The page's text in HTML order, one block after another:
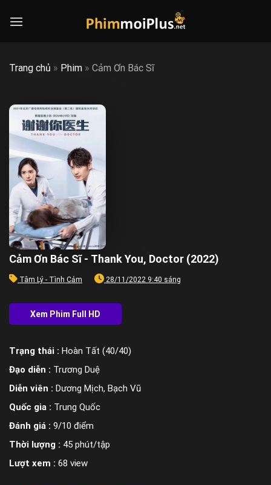
Trang chủ » Phim » Cảm Ơn Bác Sĩ
Cảm Ơn Bác Sĩ - Thank You, Doctor (2022)
Tâm Lý - Tình Cảm 28/11/2022 9:40 sáng
Trạng thái : Hoàn Tất (40/40)
Đạo diễn : Trương Duệ
Diễn viên : Dương Mịch, Bạch Vũ
Quốc gia : Trung Quốc
Đánh giá : 9/10 điểm
Thời lượng : 45 phút/tập
Lượt xem : 68 view